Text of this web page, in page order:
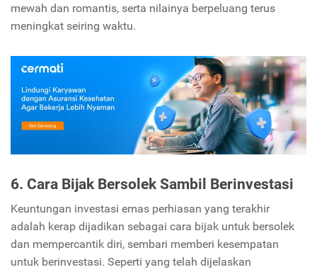
mewah dan romantis, serta nilainya berpeluang terus
meningkat seiring waktu.
6. Cara Bijak Bersolek Sambil Berinvestasi
Keuntungan investasi emas perhiasan yang terakhir
adalah kerap dijadikan sebagai cara bijak untuk bersolek
dan mempercantik diri, sembari memberi kesempatan
untuk berinvestasi. Seperti yang telah dijelaskan